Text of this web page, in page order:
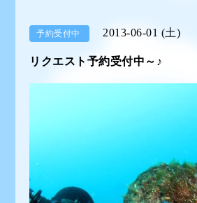
予約受付中 2013-06-01 (土)
リクエスト予約受付中～♪